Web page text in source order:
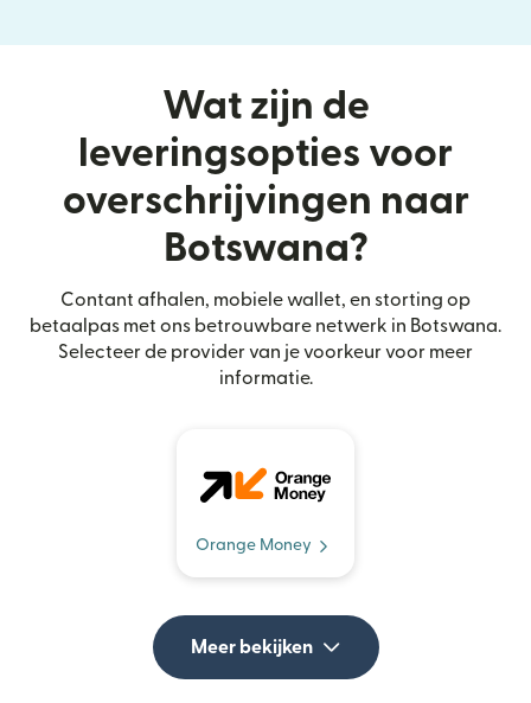
Wat zijn de
leveringsopties voor
overschrijvingen naar
Botswana?
Contant afhalen, mobiele wallet, en storting op
betaalpas met ons betrouwbare netwerk in Botswana.
Selecteer de provider van je voorkeur voor meer
informatie.
Orange Money
Meer bekijken